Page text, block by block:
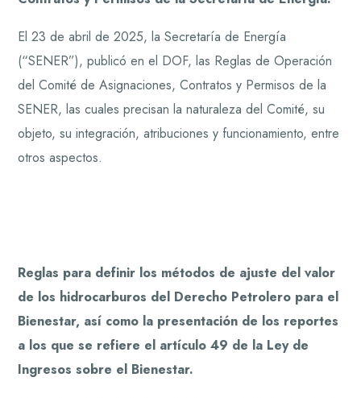
El 23 de abril de 2025, la Secretaría de Energía
(“SENER”), publicó en el DOF, las Reglas de Operación
del Comité de Asignaciones, Contratos y Permisos de la
SENER, las cuales precisan la naturaleza del Comité, su
objeto, su integración, atribuciones y funcionamiento, entre
otros aspectos.
Reglas para definir los métodos de ajuste del valor
de los hidrocarburos del Derecho Petrolero para el
Bienestar, así como la presentación de los reportes
a los que se refiere el artículo 49 de la Ley de
Ingresos sobre el Bienestar.